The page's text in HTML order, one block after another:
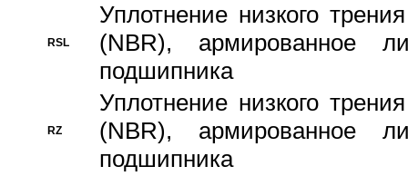
RSL
Уплотнение низкого
(NBR), армированное
подшипника
RZ
Уплотнение низкого
(NBR), армированное
подшипника